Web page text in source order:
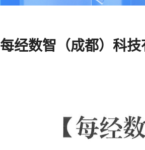
每经数智（成都）科